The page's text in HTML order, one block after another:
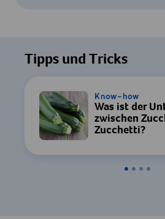
Ihre Zustimmung zur
durch YouTube
Tipps und Tricks
Know-how
Was ist der
zwischen
Zucchetti?